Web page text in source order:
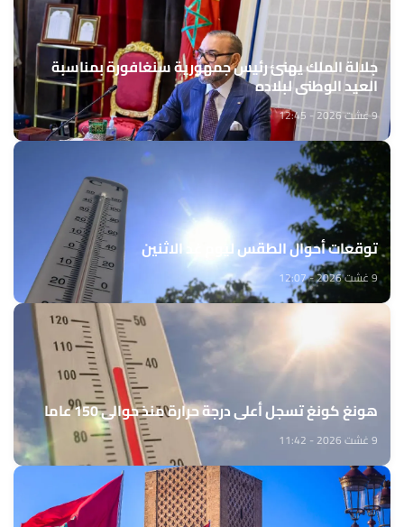
جلالة الملك يهنئ رئيس جمهورية سنغافورة بمناسبة
العيد الوطني لبلاده
9 غشت 2026 - 12:45
توقعات أحوال الطقس ليوم غد الاثنين
9 غشت 2026 - 12:07
هونغ كونغ تسجل أعلى درجة حرارة منذ حوالي 150 عاما
9 غشت 2026 - 11:42